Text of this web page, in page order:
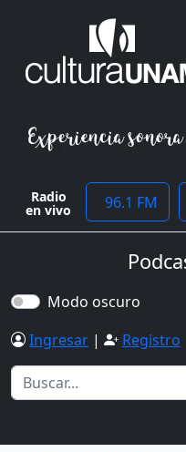
Radio
en vivo 96.1 FM
Modo oscuro
Ingresar | Registro